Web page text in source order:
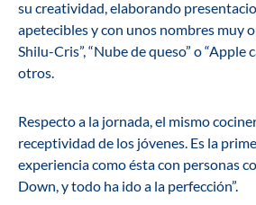
su creatividad, elaborando
apetecibles y con unos nombres muy
Shilu-Cris”, “Nube de queso” o “Apple
otros.
Respecto a la jornada, el mismo
receptividad de los jóvenes. Es la
experiencia como ésta con personas
Down, y todo ha ido a la perfección”.